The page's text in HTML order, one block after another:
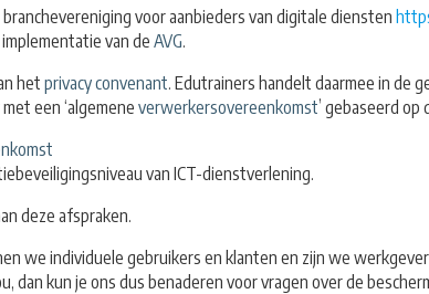
voor aanbieders van digitale diensten
van de AVG.
het privacy convenant. Edutrainers handelt daarmee in de
een ‘algemene verwerkersovereenkomst’ gebaseerd op
van ICT-dienstverlening.
deze afspraken.
we individuele gebruikers en klanten en zijn we
dan kun je ons dus benaderen voor vragen over de